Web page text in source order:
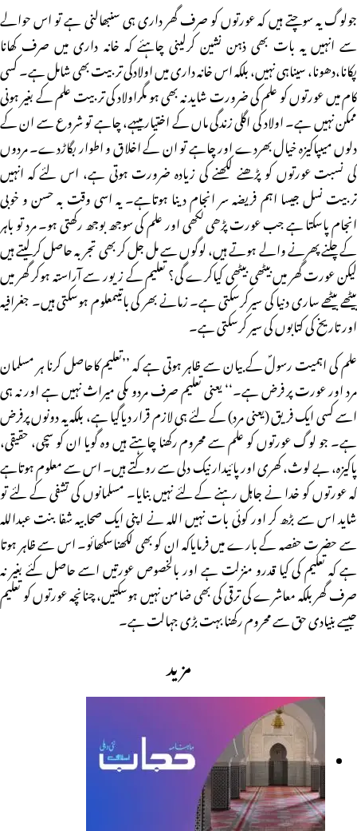
جولوگ یہ سوچتے ہیں کہ عورتوں کو صرف گھر داری ہی سنبھالنی ہے تو اس حوالے
سے انہیں یہ بات بھی ذہن نشین کرلینی چاہئے کہ خانہ داری میں صرف کھانا
پکانا،دھونا، سیناہی نہیں، بلکہ اس خانہ داری میں اولادکی تربیت بھی شامل ہے۔ کسی
کام میں عورتوں کو علم کی ضرورت شاید نہ بھی ہو مگراولاد کی تربیت علم کے بغیر ہونی
ممکن نہیں ہے۔ اولاد کی اگلی زندگی ماں کے اختیار میںہے، چاہے تو شروع سے ان کے
دلوں میںپاکیزہ خیال بھردے اور چاہے تو ان کے اخلاق و اطوار بگاڑدے۔ مردوں
کی نسبت عورتوں کو پڑھنے لکھنے کی زیادہ ضرورت ہوتی ہے، اس لئے کہ انہیں
تربیت نسل جیسا اہم فریضہ سر انجام دینا ہوتاہے۔ یہ اسی وقت بہ حسن و خوبی
انجام پاسکتا ہے جب عورت پڑھی لکھی اور علم کی سوجھ بوجھ رکھتی ہو۔ مرد تو باہر
کے چلنے پھرنے والے ہوتے ہیں، لوگوں سے مل جل کر بھی تجربہ حاصل کرلیتے ہیں
لیکن عورت گھر میں بیٹھی بیٹھی کیاکرے گی؟ تعلیم کے زیور سے آراستہ ہوکر گھر میں
بیٹھے بیٹھے ساری دنیا کی سیرکرسکتی ہے۔ زمانے بھر کی باتیںمعلوم ہوسکتی ہیں۔ جغرافیہ
اور تاریخ کی کتابوں کی سیر کرسکتی ہے۔
علم کی اہمیت رسولؐ کے بیان سے ظاہر ہوتی ہے کہ ’’تعلیم کاحاصل کرنا ہر مسلمان
مرد اور عورت پر فرض ہے۔‘‘ یعنی تعلیم صرف مردو ںکی میراث نہیں ہے اور نہ ہی
اسے کسی ایک فریق (یعنی مرد) کے لئے ہی لازم قرار دیاگیا ہے، بلکہ یہ دونوں پرفرض
ہے۔ جو لوگ عورتوں کو علم سے محروم رکھنا چاہتے ہیں وہ گویا ان کو سچی، حقیقی،
پاکیزہ، بے لوث، کھری اور پائیدار نیک دلی سے روکتے ہیں۔ اس سے معلوم ہوتاہے
کہ عورتوں کو خدا نے جاہل رہنے کے لئے نہیں بنایا۔ مسلمانوں کی تشفی کے لئے تو
شاید اس سے بڑھ کر اور کوئی بات نہیں اللہ نے اپنی ایک صحابیہ شفا بنت عبداللہ
سے حضرت حفصہ کے بارے میں فرمایاکہ ان کو بھی لکھناسکھائو۔ اس سے ظاہر ہوتا
ہے کہ تعلیم کی کیا قدرو منزلت ہے اور بالخصوص عورتیں اسے حاصل کئے بغیر نہ
صرف گھر بلکہ معاشرے کی ترقی کی بھی ضامن نہیں ہوسکتیں، چنانچہ عورتوں کو تعلیم
جیسے بنیادی حق سے محروم رکھنا بہت بڑی جہالت ہے۔
مزید